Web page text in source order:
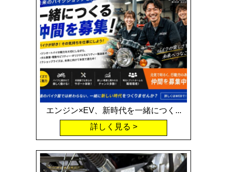
エンジン×EV、新時代を一緒につく...
詳しく見る